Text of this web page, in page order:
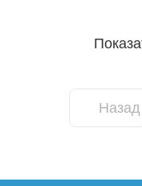
Назад